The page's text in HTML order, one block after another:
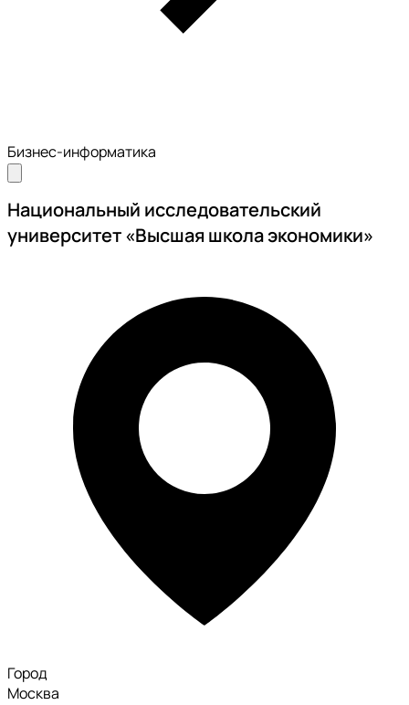
Бизнес-информатика
Национальный исследовательский
университет «Высшая школа экономики»
Город
Москва